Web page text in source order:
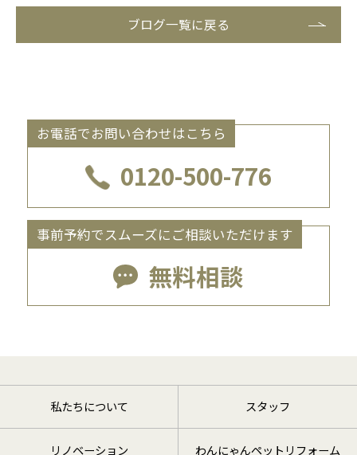
ブログ一覧に戻る
お電話でお問い合わせはこちら
0120-500-776
事前予約でスムーズにご相談いただけます
無料相談
私たちについて スタッフ
リノベーション わんにゃんペットリフォーム